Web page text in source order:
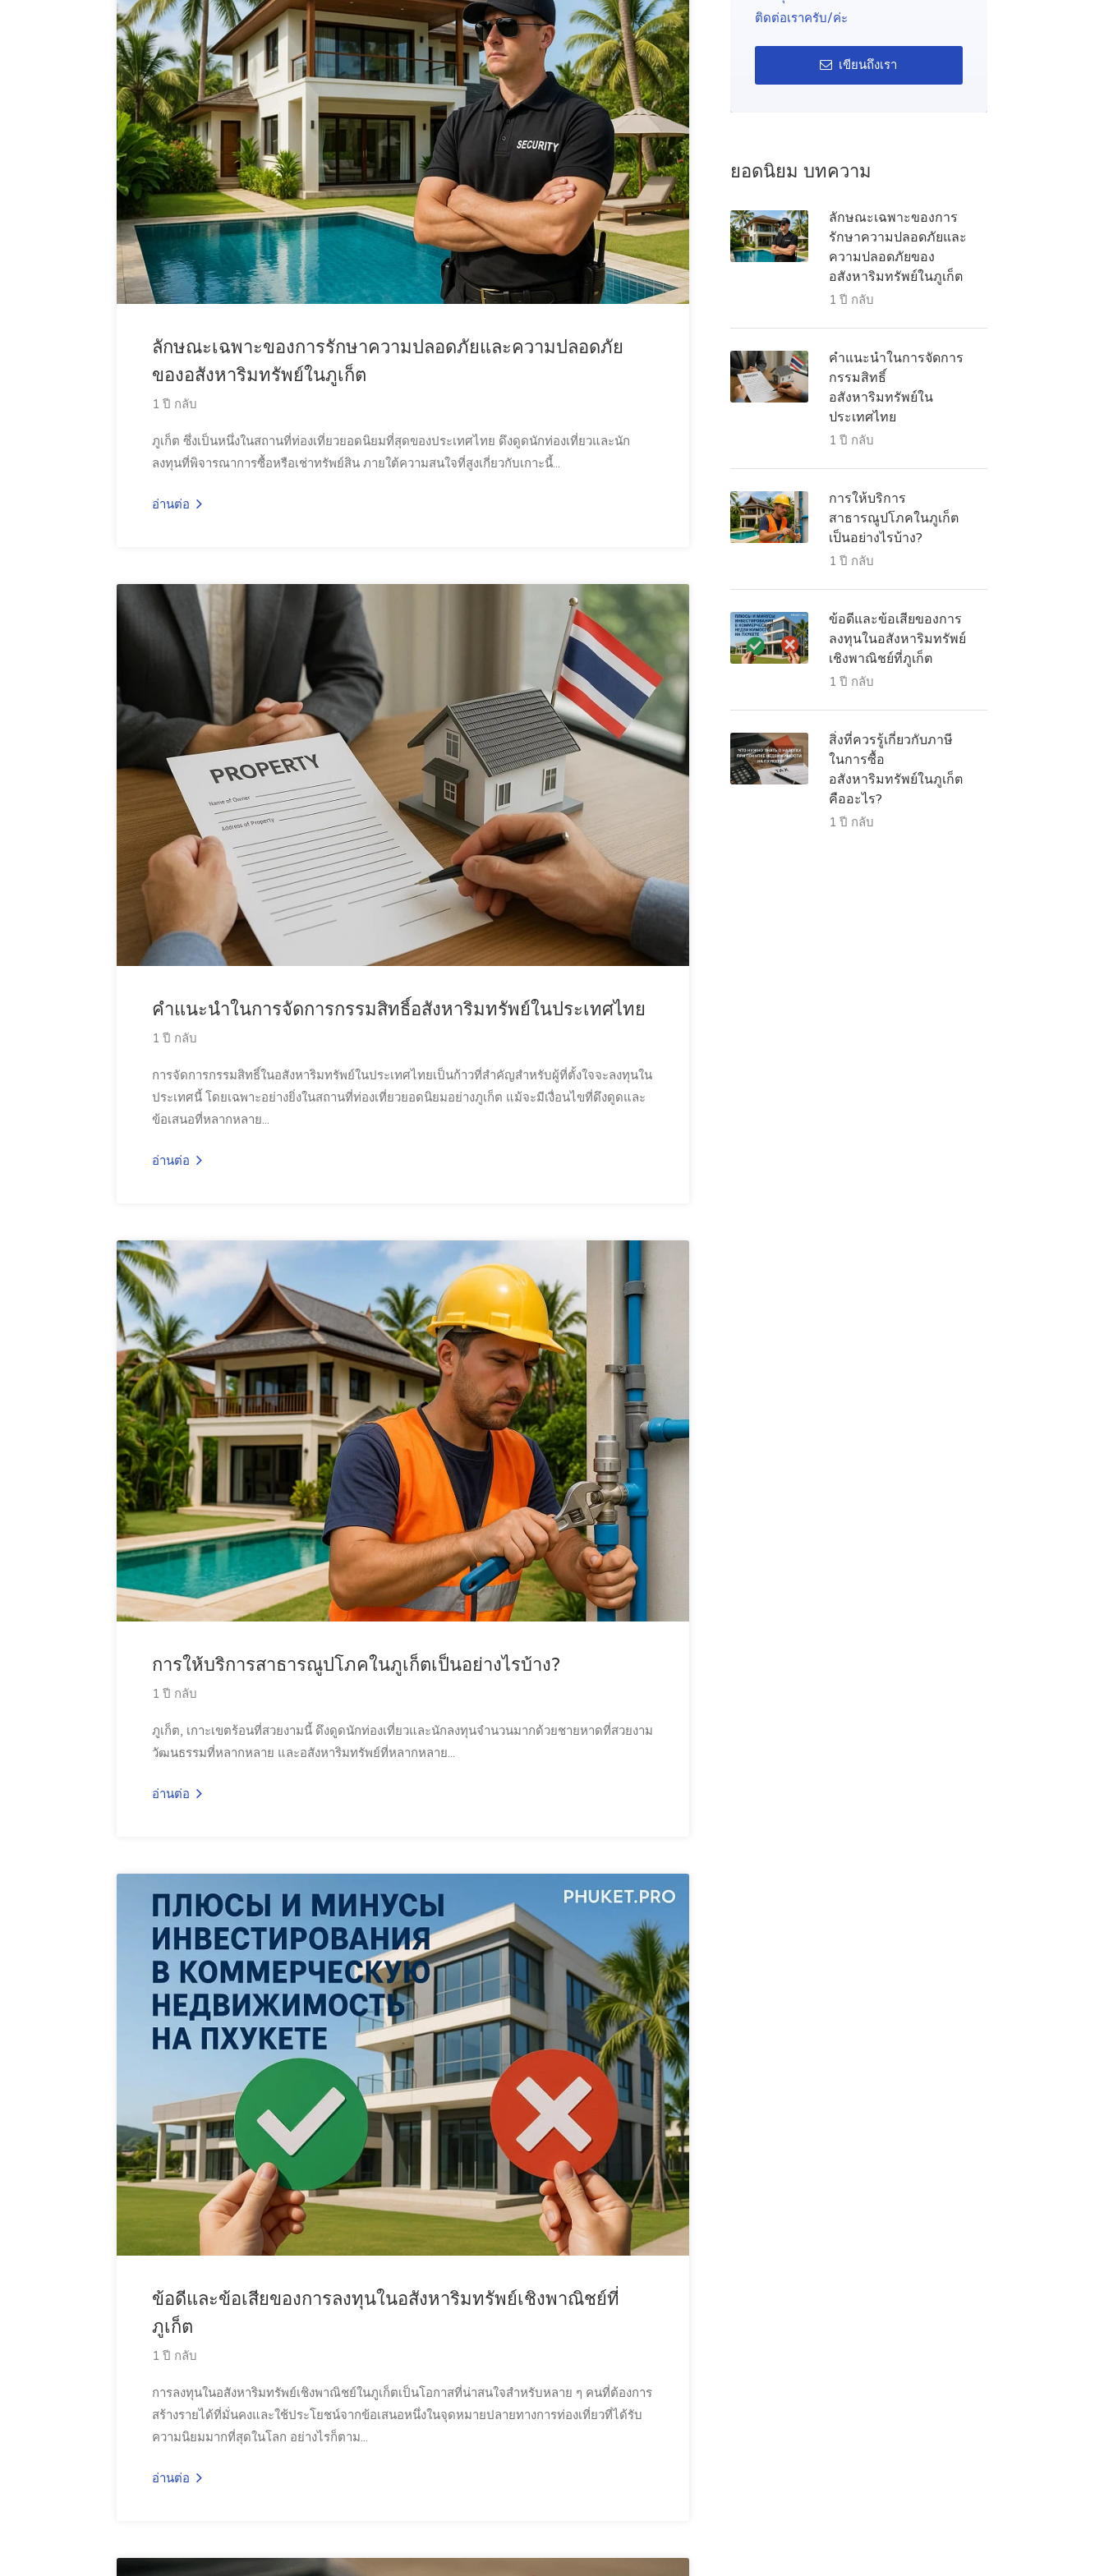
ลักษณะเฉพาะของการรักษาความปลอดภัยและความปลอดภัย
ของอสังหาริมทรัพย์ในภูเก็ต
1 ปี กลับ
ภูเก็ต ซึ่งเป็นหนึ่งในสถานที่ท่องเที่ยวยอดนิยมที่สุดของประเทศไทย ดึงดูดนักท่องเที่ยวและนัก
ลงทุนที่พิจารณาการซื้อหรือเช่าทรัพย์สิน ภายใต้ความสนใจที่สูงเกี่ยวกับเกาะนี้...
อ่านต่อ
คำแนะนำในการจัดการกรรมสิทธิ์อสังหาริมทรัพย์ในประเทศไทย
1 ปี กลับ
การจัดการกรรมสิทธิ์ในอสังหาริมทรัพย์ในประเทศไทยเป็นก้าวที่สำคัญสำหรับผู้ที่ตั้งใจจะลงทุนใน
ประเทศนี้ โดยเฉพาะอย่างยิ่งในสถานที่ท่องเที่ยวยอดนิยมอย่างภูเก็ต แม้จะมีเงื่อนไขที่ดึงดูดและ
ข้อเสนอที่หลากหลาย...
อ่านต่อ
การให้บริการสาธารณูปโภคในภูเก็ตเป็นอย่างไรบ้าง?
1 ปี กลับ
ภูเก็ต, เกาะเขตร้อนที่สวยงามนี้ ดึงดูดนักท่องเที่ยวและนักลงทุนจำนวนมากด้วยชายหาดที่สวยงาม
วัฒนธรรมที่หลากหลาย และอสังหาริมทรัพย์ที่หลากหลาย...
อ่านต่อ
ข้อดีและข้อเสียของการลงทุนในอสังหาริมทรัพย์เชิงพาณิชย์ที่
ภูเก็ต
1 ปี กลับ
การลงทุนในอสังหาริมทรัพย์เชิงพาณิชย์ในภูเก็ตเป็นโอกาสที่น่าสนใจสำหรับหลาย ๆ คนที่ต้องการ
สร้างรายได้ที่มั่นคงและใช้ประโยชน์จากข้อเสนอหนึ่งในจุดหมายปลายทางการท่องเที่ยวที่ได้รับ
ความนิยมมากที่สุดในโลก อย่างไรก็ตาม...
อ่านต่อ
ติดต่อเราครับ/ค่ะ
เขียนถึงเรา
ยอดนิยม บทความ
ลักษณะเฉพาะของการ
รักษาความปลอดภัยและ
ความปลอดภัยของ
อสังหาริมทรัพย์ในภูเก็ต
1 ปี กลับ
คำแนะนำในการจัดการ
กรรมสิทธิ์
อสังหาริมทรัพย์ใน
ประเทศไทย
1 ปี กลับ
การให้บริการ
สาธารณูปโภคในภูเก็ต
เป็นอย่างไรบ้าง?
1 ปี กลับ
ข้อดีและข้อเสียของการ
ลงทุนในอสังหาริมทรัพย์
เชิงพาณิชย์ที่ภูเก็ต
1 ปี กลับ
สิ่งที่ควรรู้เกี่ยวกับภาษี
ในการซื้อ
อสังหาริมทรัพย์ในภูเก็ต
คืออะไร?
1 ปี กลับ